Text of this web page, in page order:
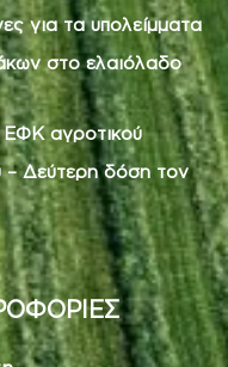
για τα υπολείμματα
στο ελαιόλαδο
ΕΦΚ αγροτικού
– Δεύτερη δόση τον